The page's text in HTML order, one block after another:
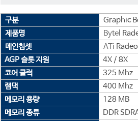
구분
Graphic
제품명
Bytel
메인칩셋
ATi
AGP 슬롯 지원
4X / 8X
코어 클럭
325 Mhz
램댁
400 Mhz
메모리 용량
128 MB
메모리 종류
DDR